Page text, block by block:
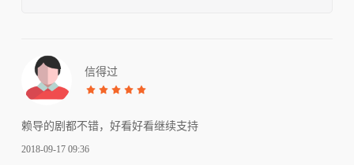
信得过
赖导的剧都不错，好看好看继续支持
2018-09-17 09:36